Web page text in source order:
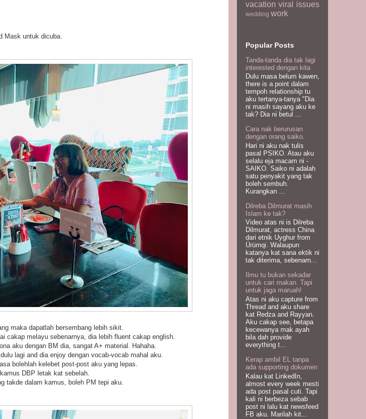
Mask untuk dicuba.
maka dapatlah bersembang lebih sikit.
cakap melayu sebenarnya, dia lebih fluent cakap english.
aku dengan BM dia, sangat A+ material. Hahaha.
lagi and dia enjoy dengan vocab-vocab mahal aku.
bolehlah kelebet post-post aku yang lepas.
DBP letak kat sebelah.
takde dalam kamus, boleh PM tepi aku.
vacation viral issues
wedding work
Popular Posts
Tanda-tanda dia tak lagi
interested dengan kita
Dulu masa belum kawen,
there is a point dalam
tempoh relationship tu
aku tertanya-tanya "Dia
ni masih sayang aku ke
tak? Dia ni betul ...
Cara nak berurusan
dengan orang saiko.
Hari ni aku nak tulis
pasal PSIKO. Atau aku
selalu eja macam ni -
SAIKO. Saiko ni adalah
satu penyakit yang tak
boleh sembuh.
Kurangkan ...
Dilreba Dilmurat masih
Islam ke tak?
Video atas ni is Dilreba
Dilmurat, actress China
dari etnik Uyghur from
Ürümqi. Walaupun
katanya kat sana ektik ni
tak diterima, sebenarn...
Ilmu tu bukan sekadar
untuk cari makan. Tapi
untuk jaga maruah!
Atas ni aku capture from
Thread and aku share
kat Redza and Rayyan.
Aku cakap see, betapa
kecewanya mak ayah
bila dah provide
everything t...
Kerap ambil EL tanpa
ada supporting dokumen
Kalau kat LinkedIn,
almost every week mesti
ada post pasal cuti. Tapi
kali ni berbeza sebab
post ni lalu kat newsfeed
FB aku. Marilah kit...